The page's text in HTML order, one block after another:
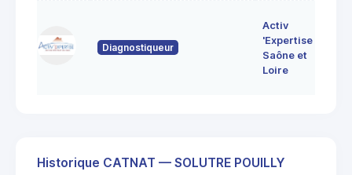
Diagnostiqueur
Activ
'Expertise
Saône et
Loire
Historique CATNAT — SOLUTRE POUILLY